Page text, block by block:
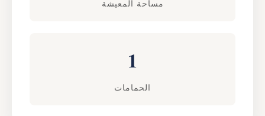
مساحة المعيشة
1
الحمامات